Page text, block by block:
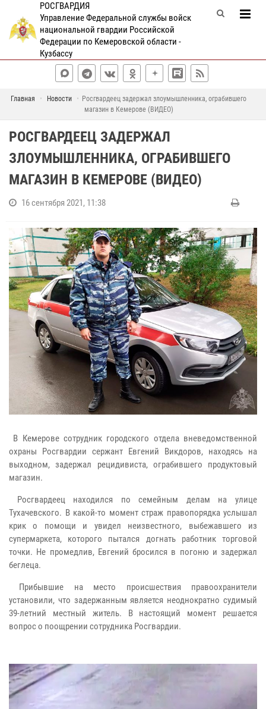
РОСГВАРДИЯ
Управление Федеральной службы войск
национальной гвардии Российской
Федерации по Кемеровской области -
Кузбассу
Главная Новости
Росгвардеец задержал злоумышленника, ограбившего
магазин в Кемерове (ВИДЕО)
РОСГВАРДЕЕЦ ЗАДЕРЖАЛ
ЗЛОУМЫШЛЕННИКА, ОГРАБИВШЕГО
МАГАЗИН В КЕМЕРОВЕ (ВИДЕО)
16 сентября 2021, 11:38
В Кемерове сотрудник городского отдела вневедомственной
охраны Росгвардии сержант Евгений Викдоров, находясь на
выходном, задержал рецидивиста, ограбившего продуктовый
магазин.
Росгвардеец находился по семейным делам на улице
Тухачевского. В какой-то момент страж правопорядка услышал
крик о помощи и увидел неизвестного, выбежавшего из
супермаркета, которого пытался догнать работник торговой
точки. Не промедлив, Евгений бросился в погоню и задержал
беглеца.
Прибывшие на место происшествия правоохранители
установили, что задержанным является неоднократно судимый
39-летний местный житель. В настоящий момент решается
вопрос о поощрении сотрудника Росгвардии.